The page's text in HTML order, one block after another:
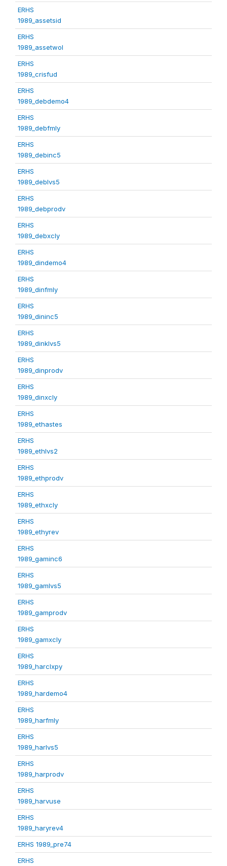
ERHS
1989_assetsid
ERHS
1989_assetwol
ERHS
1989_crisfud
ERHS
1989_debdemo4
ERHS
1989_debfmly
ERHS
1989_debinc5
ERHS
1989_deblvs5
ERHS
1989_debprodv
ERHS
1989_debxcly
ERHS
1989_dindemo4
ERHS
1989_dinfmly
ERHS
1989_dininc5
ERHS
1989_dinklvs5
ERHS
1989_dinprodv
ERHS
1989_dinxcly
ERHS
1989_ethastes
ERHS
1989_ethlvs2
ERHS
1989_ethprodv
ERHS
1989_ethxcly
ERHS
1989_ethyrev
ERHS
1989_gaminc6
ERHS
1989_gamlvs5
ERHS
1989_gamprodv
ERHS
1989_gamxcly
ERHS
1989_harclxpy
ERHS
1989_hardemo4
ERHS
1989_harfmly
ERHS
1989_harlvs5
ERHS
1989_harprodv
ERHS
1989_harvuse
ERHS
1989_haryrev4
ERHS 1989_pre74
ERHS